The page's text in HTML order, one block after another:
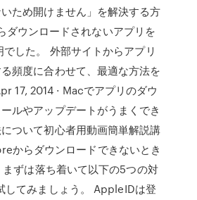
ため開けません」を解決する方
ウンロードされないアプリを
した。 外部サイトからアプリ
頻度に合わせて、最適な方法を
17, 2014 · Macでアプリのダウ
ルやアップデートがうまくでき
ついて初心者用動画簡単解説講
からダウンロードできないとき
ずは落ち着いて以下の5つの対
してみましょう。 AppleIDは登